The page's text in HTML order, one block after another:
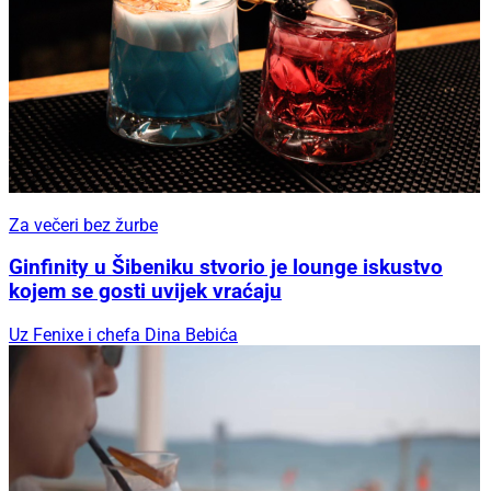
Za večeri bez žurbe
Ginfinity u Šibeniku stvorio je lounge iskustvo
kojem se gosti uvijek vraćaju
Uz Fenixe i chefa Dina Bebića